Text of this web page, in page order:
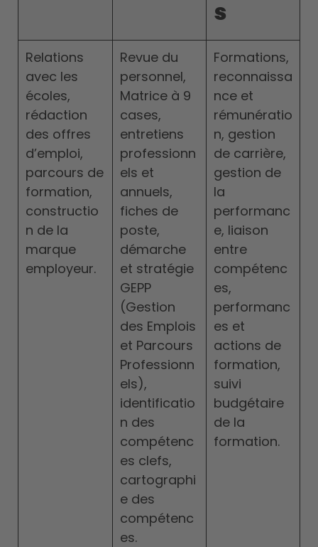
s
Relations
avec les
écoles,
rédaction
des offres
d’emploi,
parcours de
formation,
constructio
n de la
marque
employeur.
Revue du
personnel,
Matrice à 9
cases,
entretiens
professionn
els et
annuels,
fiches de
poste,
démarche
et stratégie
GEPP
(Gestion
des Emplois
et Parcours
Professionn
els),
identificatio
n des
compétenc
es clefs,
cartographi
e des
compétenc
es.
Formations,
reconnaissa
nce et
rémunératio
n, gestion
de carrière,
gestion de
la
performanc
e, liaison
entre
compétenc
es,
performanc
es et
actions de
formation,
suivi
budgétaire
de la
formation.